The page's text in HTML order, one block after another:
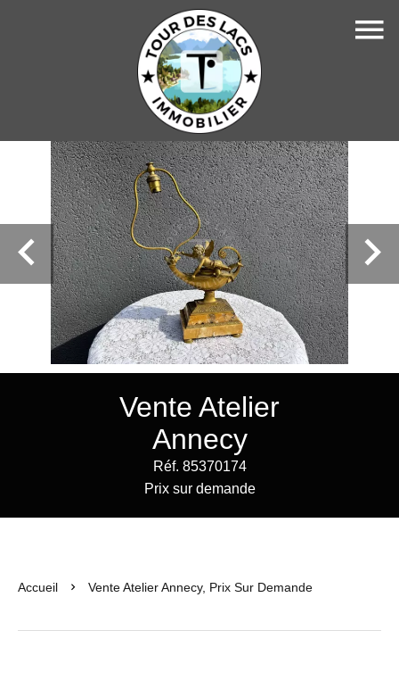
Vente Atelier
Annecy
Réf. 85370174
Prix sur demande
Accueil Vente Atelier Annecy, Prix Sur Demande